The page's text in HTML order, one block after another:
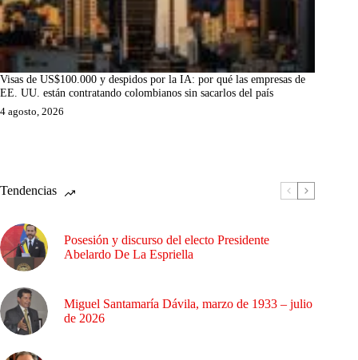
Visas de US$100.000 y despidos por la IA: por qué las empresas de
EE. UU. están contratando colombianos sin sacarlos del país
4 agosto, 2026
Tendencias
Posesión y discurso del electo Presidente
Abelardo De La Espriella
Miguel Santamaría Dávila, marzo de 1933 – julio
de 2026